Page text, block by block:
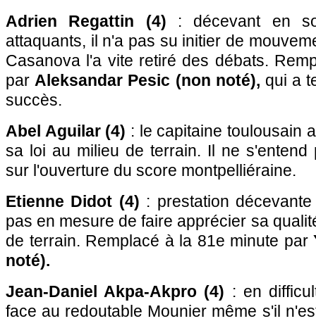
Adrien Regattin (4) : décevant en
attaquants, il n'a pas su initier de
Casanova l'a vite retiré des débats.
par Aleksandar Pesic (non noté), qui a
succès.
Abel Aguilar (4) : le capitaine toulousain
sa loi au milieu de terrain. Il ne s'entend
sur l'ouverture du score montpelliéraine.
Etienne Didot (4) : prestation
pas en mesure de faire apprécier sa
de terrain. Remplacé à la 81e minute par
noté).
Jean-Daniel Akpa-Akpro (4) : en
face au redoutable Mounier même s'il